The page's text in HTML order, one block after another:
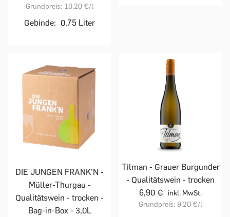
Grundpreis: 10,20 €/l
Gebinde: 0,75 Liter
DIE JUNGEN FRANK'N -
Müller-Thurgau -
Qualitätswein - trocken -
Bag-in-Box - 3,0L
Tilman - Grauer Burgunder
- Qualitätswein - trocken
6,90 €
inkl. MwSt.
Grundpreis: 9,20 €/l